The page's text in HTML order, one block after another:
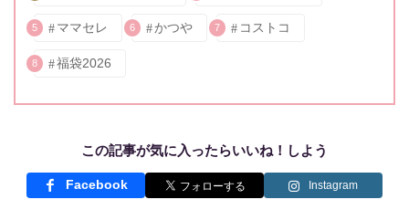
5 ママセレ 6 かつや 7 コストコ
8 福袋2026
この記事が気に入ったらいいね！しよう
Facebook Instagram